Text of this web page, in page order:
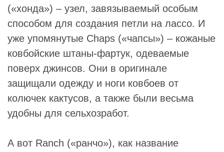
(«хонда») – узел, завязываемый особым
способом для создания петли на лассо. И
уже упомянутые Chaps («чапсы») – кожаные
ковбойские штаны-фартук, одеваемые
поверх джинсов. Они в оригинале
защищали одежду и ноги ковбоев от
колючек кактусов, а также были весьма
удобны для сельхозработ.
А вот Ranch («ранчо»), как название